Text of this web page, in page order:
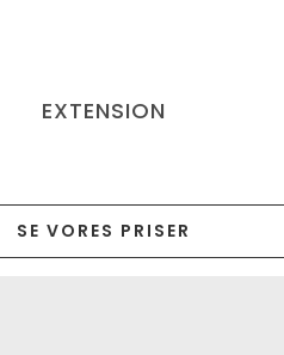
EXTENSION
SE VORES PRISER